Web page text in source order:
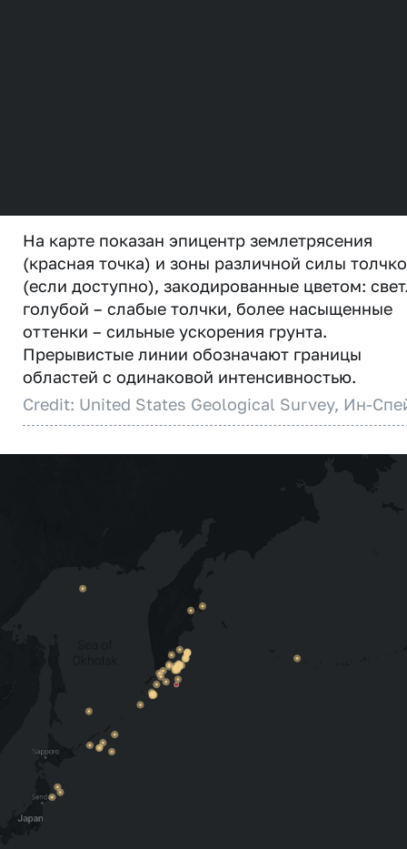
На карте показан эпицентр землетрясения
(красная точка) и зоны различной силы
(если доступно), закодированные цветом:
голубой – слабые толчки, более насыщенные
оттенки – сильные ускорения грунта.
Прерывистые линии обозначают границы
областей с одинаковой интенсивностью.
Credit: United States Geological Survey, Ин-